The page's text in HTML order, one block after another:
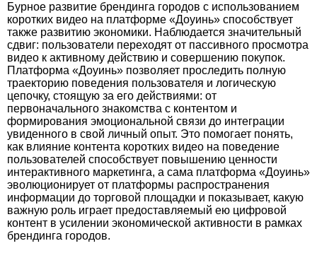
Бурное развитие брендинга городов с использованием
коротких видео на платформе «Доуинь» способствует
также развитию экономики. Наблюдается значительный
сдвиг: пользователи переходят от пассивного просмотра
видео к активному действию и совершению покупок.
Платформа «Доуинь» позволяет проследить полную
траекторию поведения пользователя и логическую
цепочку, стоящую за его действиями: от
первоначального знакомства с контентом и
формирования эмоциональной связи до интеграции
увиденного в свой личный опыт. Это помогает понять,
как влияние контента коротких видео на поведение
пользователей способствует повышению ценности
интерактивного маркетинга, а сама платформа «Доуинь»
эволюционирует от платформы распространения
информации до торговой площадки и показывает, какую
важную роль играет предоставляемый ею цифровой
контент в усилении экономической активности в рамках
брендинга городов.